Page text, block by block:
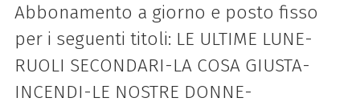
Abbonamento a giorno e posto fisso
per i seguenti titoli: LE ULTIME LUNE-
RUOLI SECONDARI-LA COSA GIUSTA-
INCENDI-LE NOSTRE DONNE-